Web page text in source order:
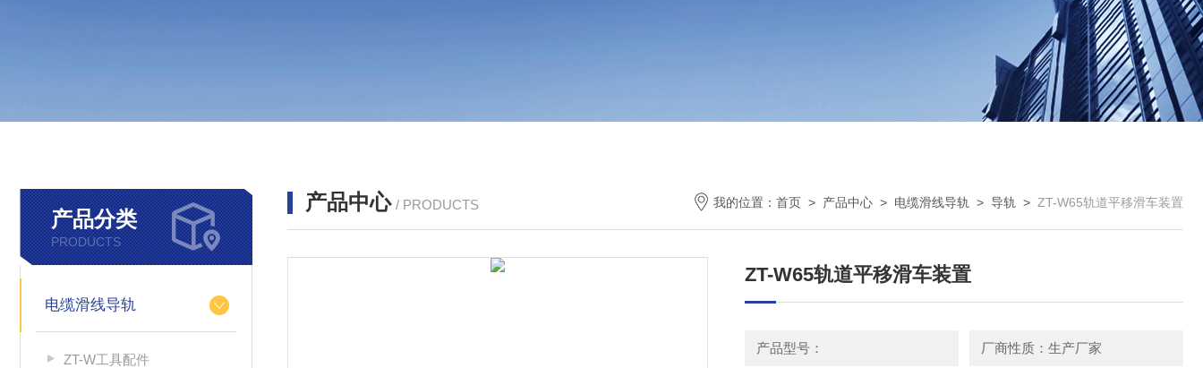
产品分类
PRODUCTS
电缆滑线导轨
ZT-W工具配件
产品中心 / PRODUCTS 我的位置： 首页 > 产品中心 > 电缆滑线导轨 > 导轨 > ZT-W65轨道平移滑车装置
ZT-W65轨道平移滑车装置
产品型号： 厂商性质：生产厂家